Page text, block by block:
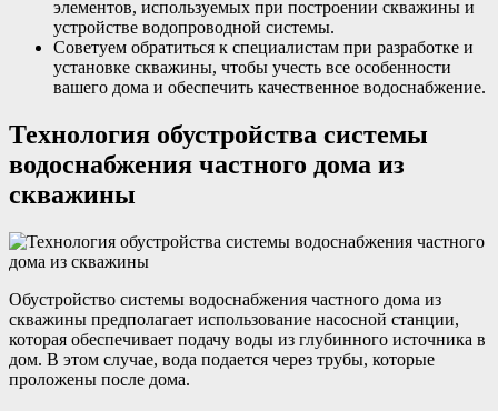
элементов, используемых при построении скважины и
устройстве водопроводной системы.
Советуем обратиться к специалистам при разработке и
установке скважины, чтобы учесть все особенности
вашего дома и обеспечить качественное водоснабжение.
Технология обустройства системы
водоснабжения частного дома из
скважины
Обустройство системы водоснабжения частного дома из
скважины предполагает использование насосной станции,
которая обеспечивает подачу воды из глубинного источника в
дом. В этом случае, вода подается через трубы, которые
проложены после дома.